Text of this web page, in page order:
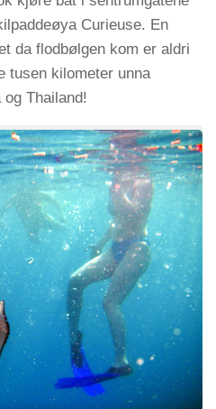
Curieuse. En
da flodbølgen kom er aldri
tusen kilometer unna
Thailand!